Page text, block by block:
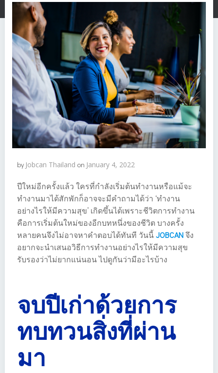
by Jobcan Thailand on January 4, 2022
ปีใหม่อีกครั้งแล้ว ใครที่กำลังเริ่มต้นทำงานหรือแม้จะ
ทำงานมาได้สักพักก็อาจจะมีคำถามได้ว่า ‘ทำงาน
อย่างไรให้มีความสุข’ เกิดขึ้นได้เพราะชีวิตการทำงาน
คือการเริ่มต้นใหม่ของอีกบทหนึ่งของชีวิต บางครั้ง
หลายคนจึงไม่อาจหาคำตอบได้ทันที วันนี้JOBCANจึง
อยากจะนำเสนอวิธีการทำงานอย่างไรให้มีความสุข
รับรองว่าไม่ยากแน่นอน ไปดูกันว่ามีอะไรบ้าง
จบปีเก่าด้วยการ
ทบทวนสิ่งที่ผ่าน
มา